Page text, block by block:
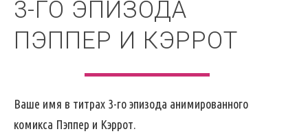
3-ГО ЭПИЗОДА
ПЭППЕР И КЭРРОТ
Ваше имя в титрах 3-го эпизода анимированного
комикса Пэппер и Кэррот.